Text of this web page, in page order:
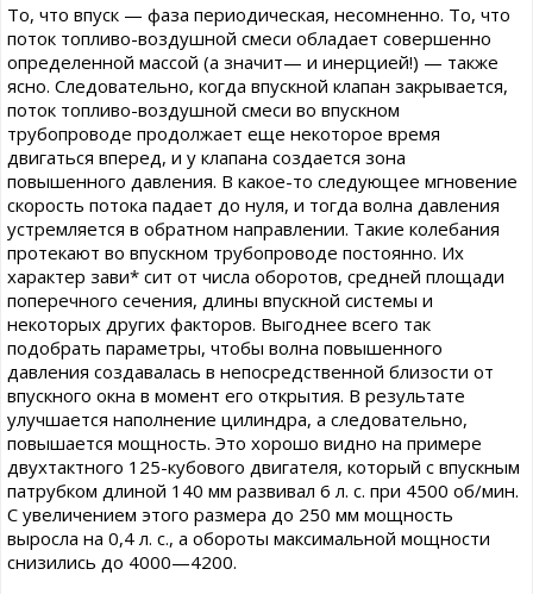
То, что впуск — фаза периодическая, несомненно. То, что
поток топливо-воздушной смеси обладает совершенно
определенной массой (а значит— и инерцией!) — также
ясно. Следовательно, когда впускной клапан закрывается,
поток топливо-воздушной смеси во впускном
трубопроводе продолжает еще некоторое время
двигаться вперед, и у клапана создается зона
повышенного давления. В какое-то следующее мгновение
скорость потока падает до нуля, и тогда волна давления
устремляется в обратном направлении. Такие колебания
протекают во впускном трубопроводе постоянно. Их
характер зави* сит от числа оборотов, средней площади
поперечного сечения, длины впускной системы и
некоторых других факторов. Выгоднее всего так
подобрать параметры, чтобы волна повышенного
давления создавалась в непосредственной близости от
впускного окна в момент его открытия. В результате
улучшается наполнение цилиндра, а следовательно,
повышается мощность. Это хорошо видно на примере
двухтактного 125-кубового двигателя, который с впускным
патрубком длиной 140 мм развивал 6 л. с. при 4500 об/мин.
С увеличением этого размера до 250 мм мощность
выросла на 0,4 л. с., а обороты максимальной мощности
снизились до 4000—4200.